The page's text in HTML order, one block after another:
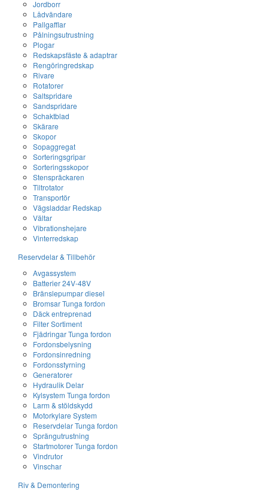
Jordborr
Lådvändare
Pallgafflar
Pålningsutrustning
Plogar
Redskapsfäste & adaptrar
Rengöringredskap
Rivare
Rotatorer
Saltspridare
Sandspridare
Schaktblad
Skärare
Skopor
Sopaggregat
Sorteringsgripar
Sorteringsskopor
Stenspräckaren
Tiltrotator
Transportör
Vägsladdar Redskap
Vältar
Vibrationshejare
Vinterredskap
Reservdelar & Tillbehör
Avgassystem
Batterier 24V-48V
Bränslepumpar diesel
Bromsar Tunga fordon
Däck entreprenad
Filter Sortiment
Fjädringar Tunga fordon
Fordonsbelysning
Fordonsinredning
Fordonsstyrning
Generatorer
Hydraulik Delar
Kylsystem Tunga fordon
Larm & stöldskydd
Motorkylare System
Reservdelar Tunga fordon
Sprängutrustning
Startmotorer Tunga fordon
Vindrutor
Vinschar
Riv & Demontering